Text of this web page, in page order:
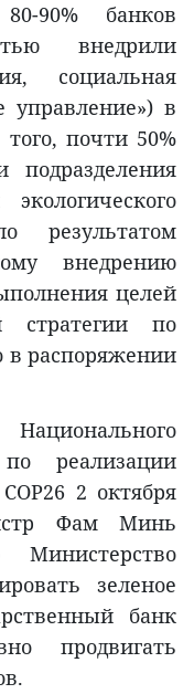
90% банков
внедрили
социальная
управление») в
почти 50%
подразделения
результатом
внедрению
целей
стратегии по
в распоряжении
реализации
2 октября
Фам Минь
зеленое
банк
продвигать